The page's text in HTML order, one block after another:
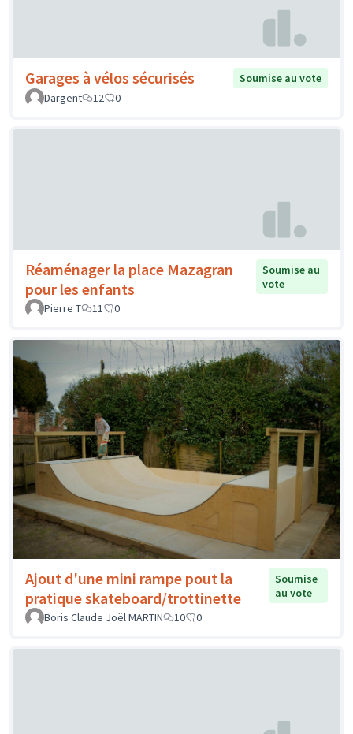
Garages à vélos sécurisés
Soumise au vote
Dargent
12 0
Réaménager la place Mazagran
pour les enfants
Soumise au
vote
Pierre T
11 0
Ajout d'une mini rampe pout la
pratique skateboard/trottinette
Soumise
au vote
Boris Claude Joël MARTIN
10 0